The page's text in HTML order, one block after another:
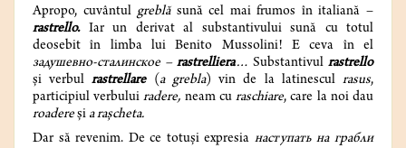
Apropo, cuvântulgreblă sună cel mai frumos în italiană –
rastrello. Iar un derivat al substantivului sună cu totul
deosebit
în limba lui Benito Mussolini! E ceva în el
задушевно-сталинское – rastrelliera…Substantivul rastrello
și verbulrastrellare(a grebla) vin de la latinesculrasus,
participiul verbuluiradere, neam curaschiare, care la noi dau
roadereși a rașcheta.
Dar să revenim. De ce totuși expresia наступать на грабли